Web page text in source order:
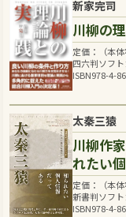
新家完司
川柳の
定価：（本体
四六判ソフ
ISBN978-4-
太秦三猿
川柳作
れたい
定価：（本体
新書判ソフ
ISBN978-4-